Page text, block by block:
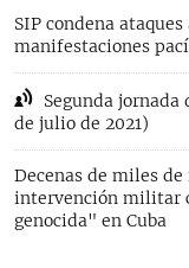
SIP condena
manifestaciones
Segunda
de julio de 2021)
Decenas de miles
intervención militar
genocida" en Cuba